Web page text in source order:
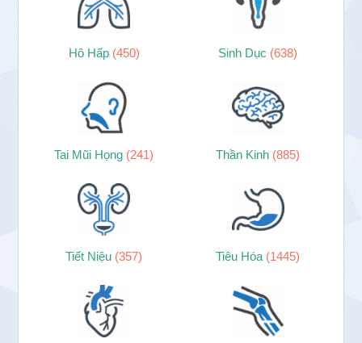
Hô Hấp (450) Sinh Dục (638)
Tai Mũi Họng (241) Thần Kinh (885)
Tiết Niệu (357) Tiêu Hóa (1445)